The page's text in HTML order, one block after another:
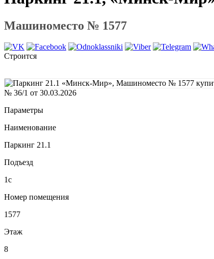
Машиноместо № 1577
Строится
№ 36/1 от 30.03.2026
Параметры
Наименование
Паркинг 21.1
Подъезд
1с
Номер помещения
1577
Этаж
8